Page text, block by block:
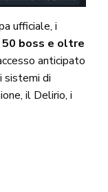
ufficiale, i
boss e oltre
anticipato
sistemi di
il Delirio, i